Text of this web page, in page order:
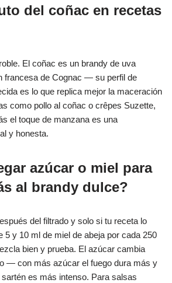
del coñac en recetas
El coñac es un brandy de uva
francesa de Cognac — su perfil de
es lo que replica mejor la maceración
como pollo al coñac o crêpes Suzette,
el toque de manzana es una
y honesta.
azúcar o miel para
al brandy dulce?
del filtrado y solo si tu receta lo
5 y 10 ml de miel de abeja por cada 250
bien y prueba. El azúcar cambia
— con más azúcar el fuego dura más y
es más intenso. Para salsas